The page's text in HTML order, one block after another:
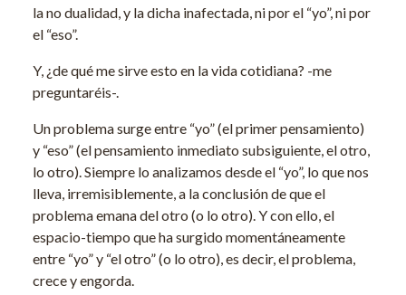
la no dualidad, y la dicha inafectada, ni por el “yo”, ni por
el “eso”.
Y, ¿de qué me sirve esto en la vida cotidiana? -me
preguntaréis-.
Un problema surge entre “yo” (el primer pensamiento)
y “eso” (el pensamiento inmediato subsiguiente, el otro,
lo otro). Siempre lo analizamos desde el “yo”, lo que nos
lleva, irremisiblemente, a la conclusión de que el
problema emana del otro (o lo otro). Y con ello, el
espacio-tiempo que ha surgido momentáneamente
entre “yo” y “el otro” (o lo otro), es decir, el problema,
crece y engorda.